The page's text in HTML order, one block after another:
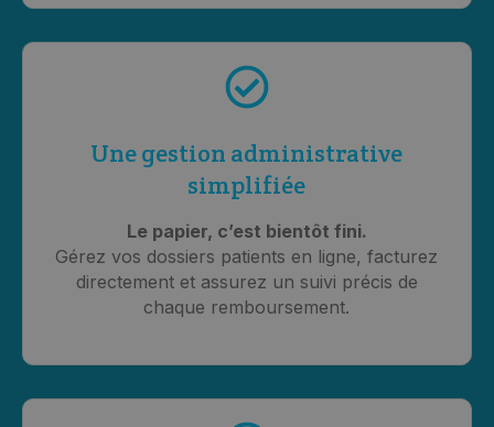
Une gestion administrative
simplifiée
Le papier, c’est bientôt fini.
Gérez vos dossiers patients en ligne, facturez
directement et assurez un suivi précis de
chaque remboursement.